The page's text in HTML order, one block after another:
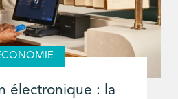
électronique : la